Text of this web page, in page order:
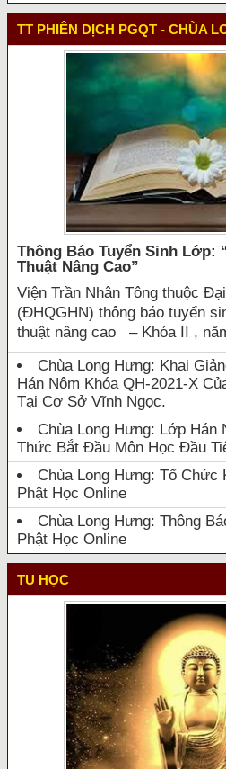
TT PHIÊN DỊCH PGQT - CHÙA
Thông Báo Tuyển Sinh Lớp:
Thuật Nâng Cao”
Viện Trần Nhân Tông thuộc
(ĐHQGHN) thông báo tuyển
thuật nâng cao – Khóa II ,
Chùa Long Hưng: Khai
Hán Nôm Khóa QH-2021-X
Tại Cơ Sở Vĩnh Ngọc.
Chùa Long Hưng: Lớp Hán
Thức Bắt Đầu Môn Học Đầu
Chùa Long Hưng: Tổ Chức
Phật Học Online
Chùa Long Hưng: Thông
Phật Học Online
TU HỌC